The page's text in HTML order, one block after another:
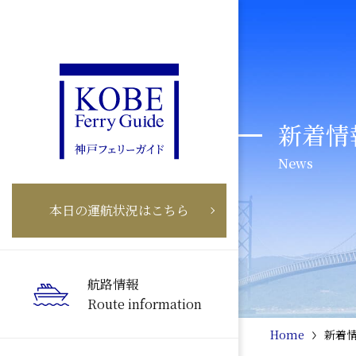
本日の運航状況はこちら
航路情報
Route information
新着
News
Home 新着